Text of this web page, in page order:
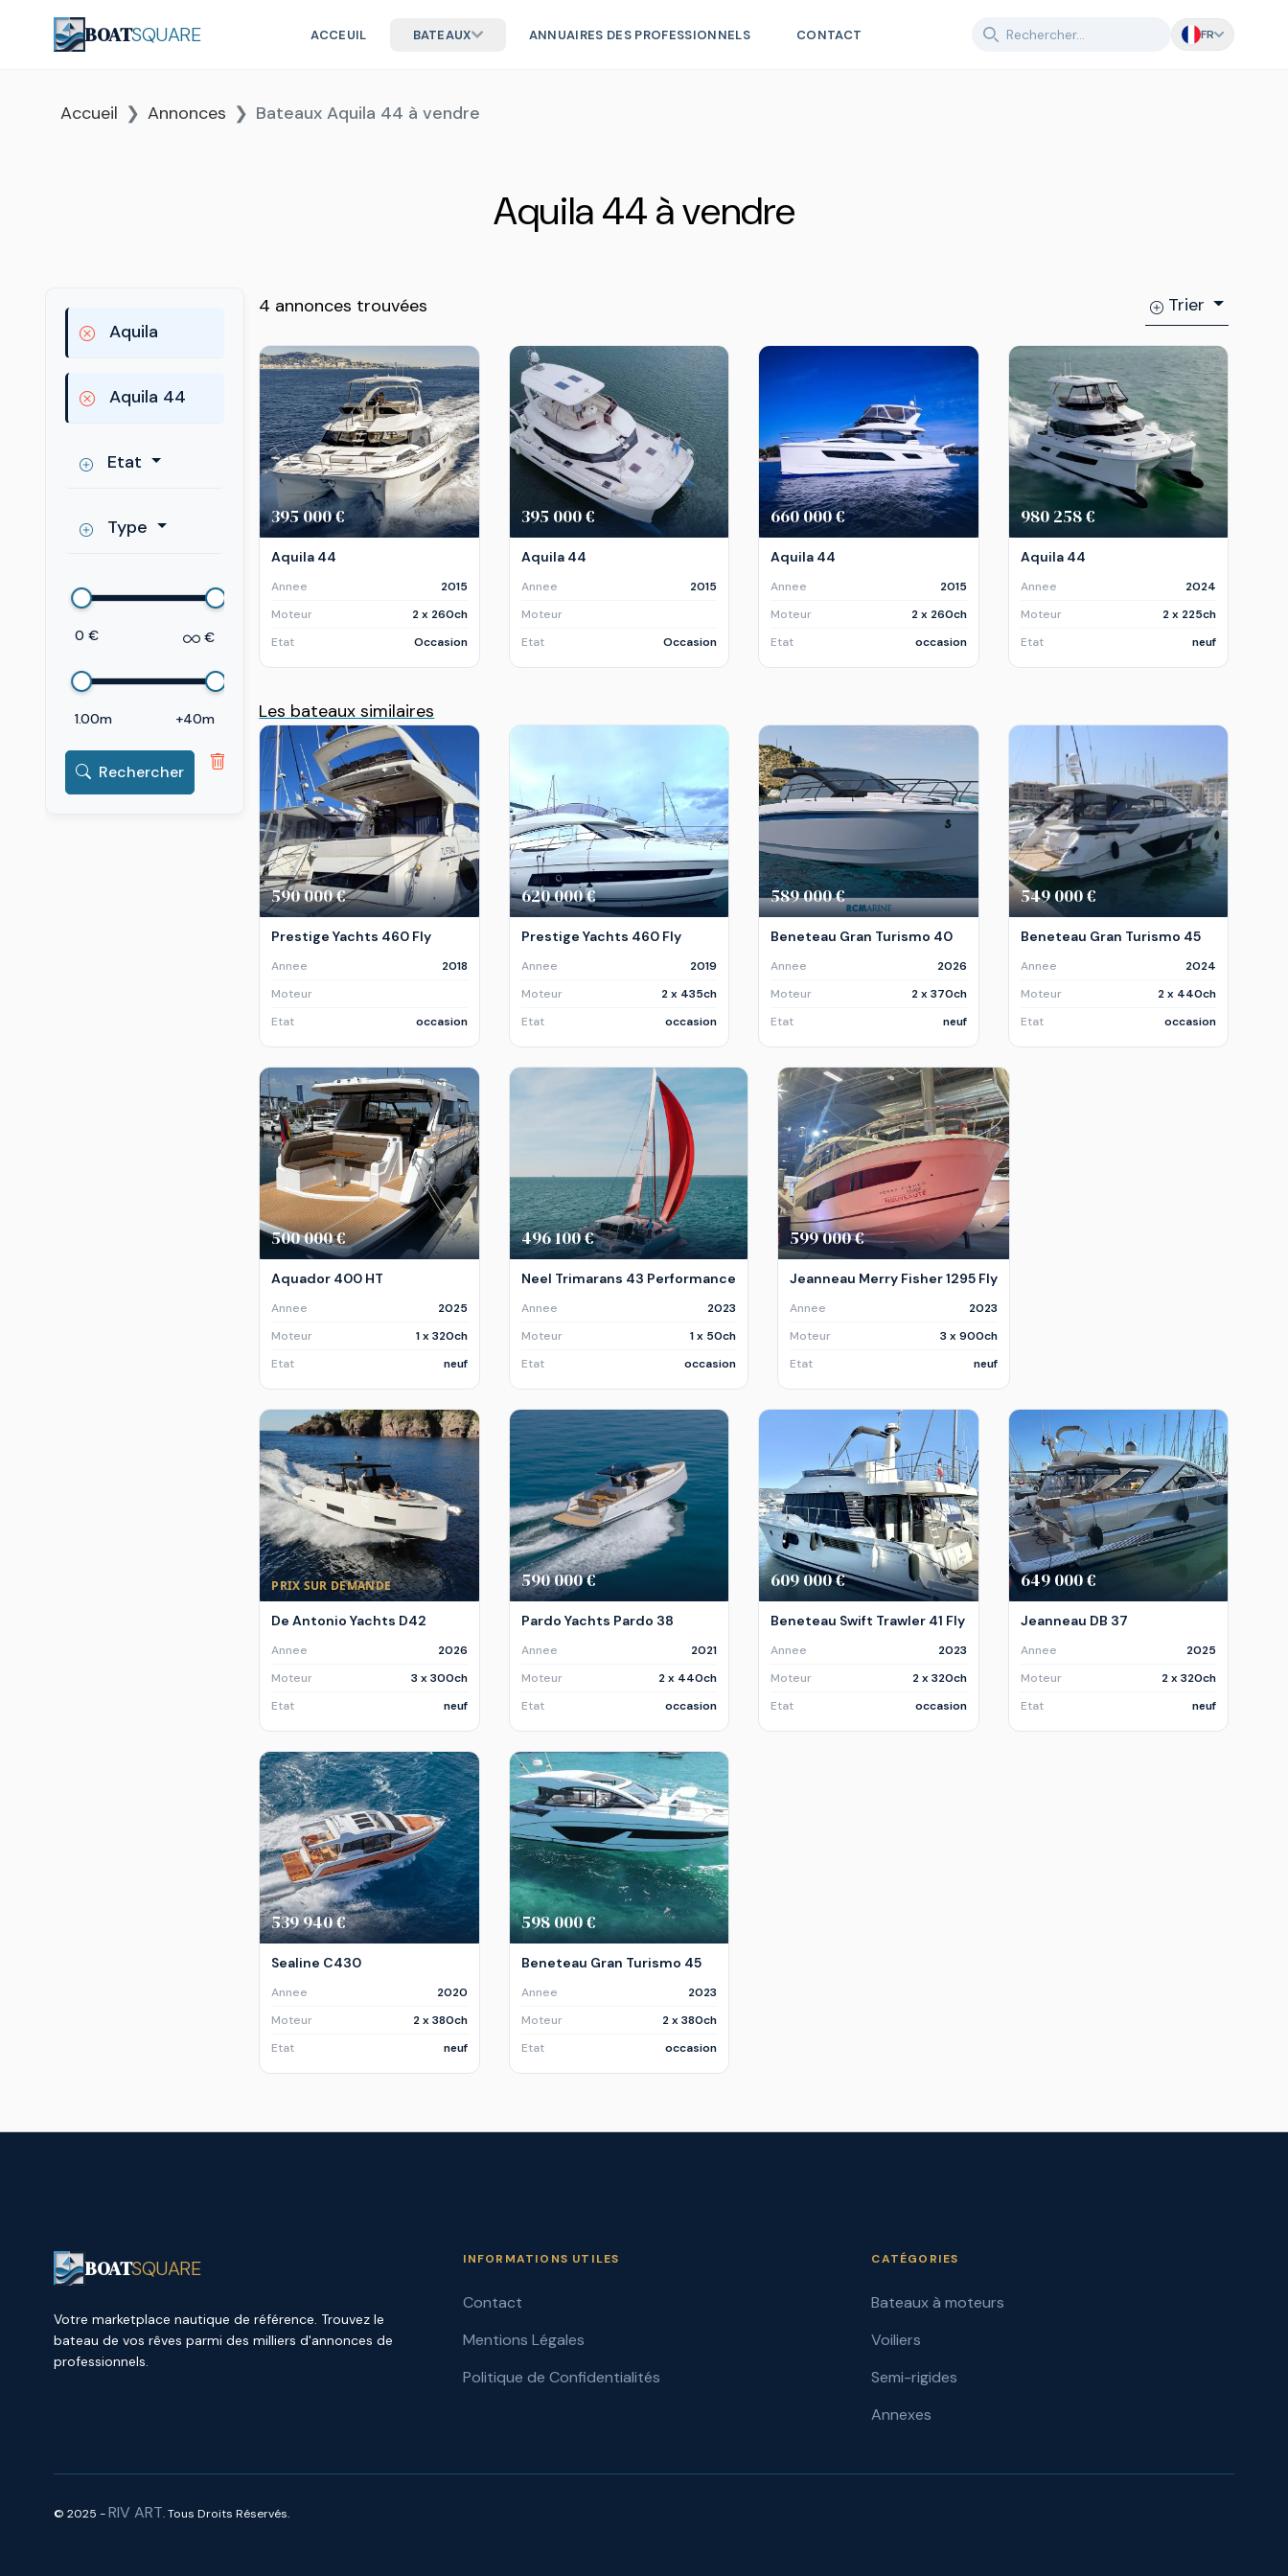
BOATSQUARE ACCEUIL BATEAUX ANNUAIRES DES PROFESSIONNELS CONTACT FR
Accueil Annonces Bateaux Aquila 44 à vendre
Aquila 44 à vendre
Aquila
Aquila 44
Etat
Type
0 € €
1.00m +40m
Rechercher
4 annonces trouvées Trier
395 000 €
Aquila 44
Annee
2015
Moteur
2 x 260ch
Etat
Occasion
395 000 €
Aquila 44
Annee
2015
Moteur
Etat
Occasion
660 000 €
Aquila 44
Annee
2015
Moteur
2 x 260ch
Etat
occasion
980 258 €
Aquila 44
Annee
2024
Moteur
2 x 225ch
Etat
neuf
Les bateaux similaires
590 000 €
Prestige Yachts 460 Fly
Annee
2018
Moteur
Etat
occasion
620 000 €
Prestige Yachts 460 Fly
Annee
2019
Moteur
2 x 435ch
Etat
occasion
589 000 €
Beneteau Gran Turismo 40
Annee
2026
Moteur
2 x 370ch
Etat
neuf
549 000 €
Beneteau Gran Turismo 45
Annee
2024
Moteur
2 x 440ch
Etat
occasion
500 000 €
Aquador 400 HT
Annee
2025
Moteur
1 x 320ch
Etat
neuf
496 100 €
Neel Trimarans 43 Performance
Annee
2023
Moteur
1 x 50ch
Etat
occasion
599 000 €
Jeanneau Merry Fisher 1295 Fly
Annee
2023
Moteur
3 x 900ch
Etat
neuf
PRIX SUR DEMANDE
De Antonio Yachts D42
Annee
2026
Moteur
3 x 300ch
Etat
neuf
590 000 €
Pardo Yachts Pardo 38
Annee
2021
Moteur
2 x 440ch
Etat
occasion
609 000 €
Beneteau Swift Trawler 41 Fly
Annee
2023
Moteur
2 x 320ch
Etat
occasion
649 000 €
Jeanneau DB 37
Annee
2025
Moteur
2 x 320ch
Etat
neuf
539 940 €
Sealine C430
Annee
2020
Moteur
2 x 380ch
Etat
neuf
598 000 €
Beneteau Gran Turismo 45
Annee
2023
Moteur
2 x 380ch
Etat
occasion
BOATSQUARE
Votre marketplace nautique de référence. Trouvez le
bateau de vos rêves parmi des milliers d'annonces de
professionnels.
INFORMATIONS UTILES
Contact
Mentions Légales
Politique de Confidentialités
CATÉGORIES
Bateaux à moteurs
Voiliers
Semi-rigides
Annexes
© 2025 -RIV ART. Tous Droits Réservés.